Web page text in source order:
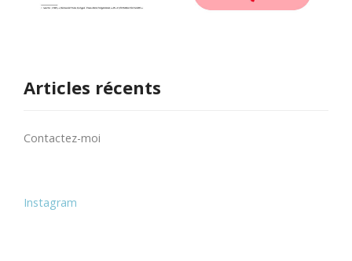
Articles récents
Contactez-moi
Instagram